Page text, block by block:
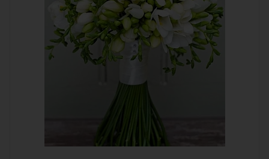
Описание
фрезия, лента